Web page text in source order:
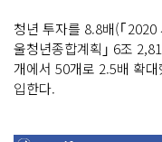
청년 투자를 8.8배(｢
울청년종합계획｣ 6조
개에서 50개로 2.5배 확
입한다.